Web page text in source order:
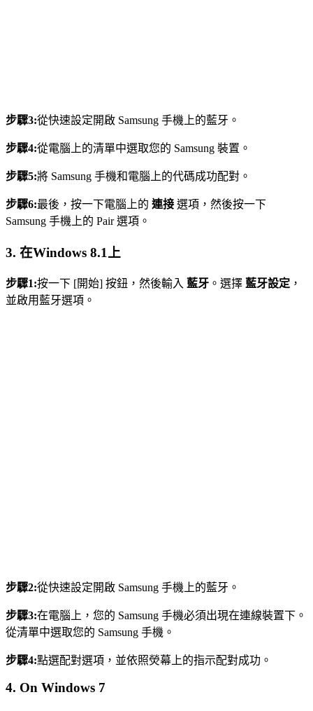
步驟3:從快速設定開啟 Samsung 手機上的藍牙。
步驟4:從電腦上的清單中選取您的 Samsung 裝置。
步驟5:將 Samsung 手機和電腦上的代碼成功配對。
步驟6:最後，按一下電腦上的 連接 選項，然後按一下
Samsung 手機上的 Pair 選項。
3. 在Windows 8.1上
步驟1:按一下 [開始] 按鈕，然後輸入 藍牙 。選擇 藍牙設定 ，
並啟用藍牙選項。
步驟2:從快速設定開啟 Samsung 手機上的藍牙。
步驟3:在電腦上，您的 Samsung 手機必須出現在連線裝置下。
從清單中選取您的 Samsung 手機。
步驟4:點選配對選項，並依照熒幕上的指示配對成功。
4. On Windows 7